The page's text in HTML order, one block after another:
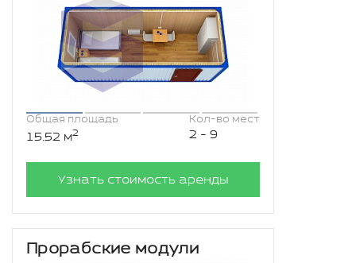
Общая площадь
15.52 м2
Кол-во мест
2 - 9
Узнать стоимость аренды
Прорабские модули